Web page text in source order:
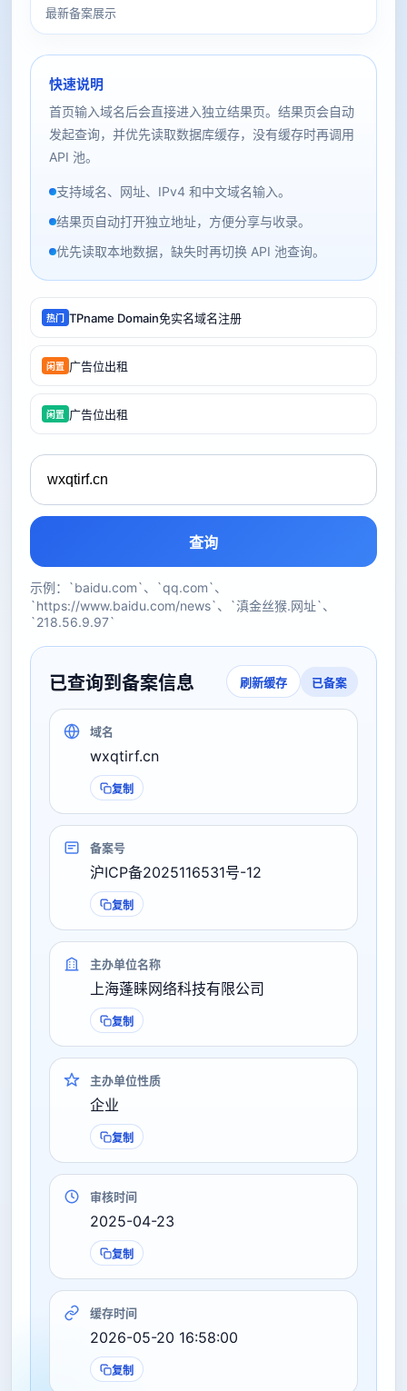
最新备案展示
快速说明
首页输入域名后会直接进入独立结果页。结果页会自动
发起查询，并优先读取数据库缓存，没有缓存时再调用
API 池。
支持域名、网址、IPv4 和中文域名输入。
结果页自动打开独立地址，方便分享与收录。
优先读取本地数据，缺失时再切换 API 池查询。
热门 TPname Domain免实名域名注册
闲置 广告位出租
闲置 广告位出租
查询
示例：`baidu.com`、`qq.com`、
`https://www.baidu.com/news`、`滇金丝猴.网址`、
`218.56.9.97`
已查询到备案信息 刷新缓存 已备案
域名
wxqtirf.cn
复制
备案号
沪ICP备2025116531号-12
复制
主办单位名称
上海蓬睐网络科技有限公司
复制
主办单位性质
企业
复制
审核时间
2025-04-23
复制
缓存时间
2026-05-20 16:58:00
复制